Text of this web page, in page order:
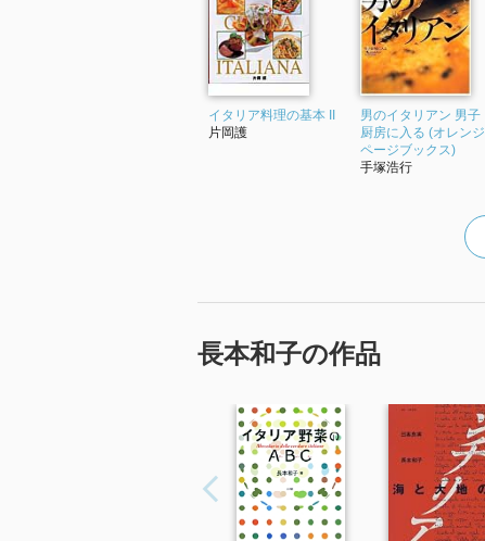
イタリア料理の基本 II
片岡護
男のイタリアン 男子
厨房に入る (オレンジ
ページブックス)
手塚浩行
長本和子の作品